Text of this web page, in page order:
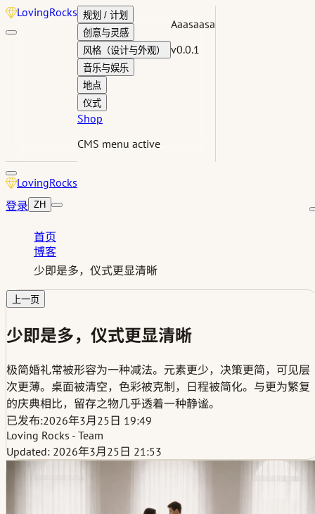
LovingRocks 规划 / 计划
创意与灵感
风格（设计与外观）
音乐与娱乐
地点
仪式
Shop
CMS menu active
Aaasaasa
v0.0.1
LovingRocks
登录 ZH
首页
博客
少即是多，仪式更显清晰
上一页
少即是多，仪式更显清晰
极简婚礼常被形容为一种减法。元素更少，决策更简，可见层
次更薄。桌面被清空，色彩被克制，日程被简化。与更为繁复
的庆典相比，留存之物几乎透着一种静谧。
已发布:2026年3月25日 19:49
Loving Rocks - Team
Updated: 2026年3月25日 21:53